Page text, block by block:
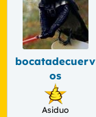
bocatadecuerv
os
Asiduo